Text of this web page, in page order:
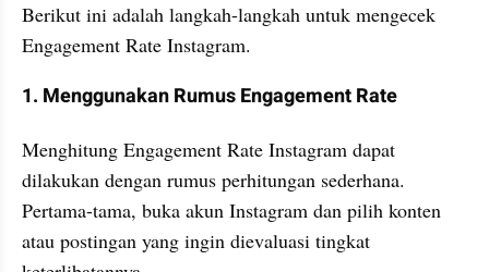
Berikut ini adalah langkah-langkah untuk mengecek
Engagement Rate Instagram.
1. Menggunakan Rumus Engagement Rate
Menghitung Engagement Rate Instagram dapat
dilakukan dengan rumus perhitungan sederhana.
Pertama-tama, buka akun Instagram dan pilih konten
atau postingan yang ingin dievaluasi tingkat